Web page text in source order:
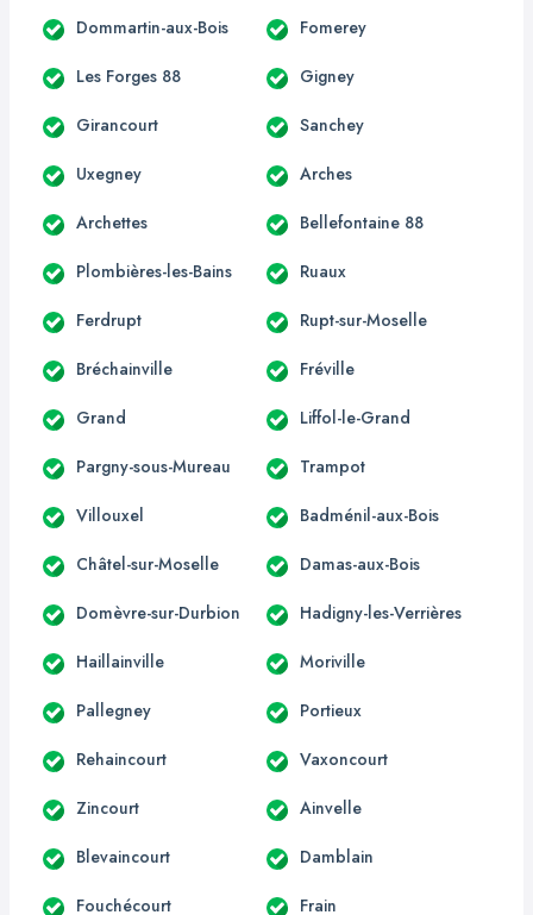
Dommartin-aux-Bois Fomerey
Les Forges 88 Gigney
Girancourt Sanchey
Uxegney Arches
Archettes Bellefontaine 88
Plombières-les-Bains Ruaux
Ferdrupt Rupt-sur-Moselle
Bréchainville Fréville
Grand Liffol-le-Grand
Pargny-sous-Mureau Trampot
Villouxel Badménil-aux-Bois
Châtel-sur-Moselle Damas-aux-Bois
Domèvre-sur-Durbion Hadigny-les-Verrières
Haillainville Moriville
Pallegney Portieux
Rehaincourt Vaxoncourt
Zincourt Ainvelle
Blevaincourt Damblain
Fouchécourt Frain